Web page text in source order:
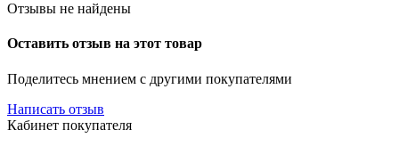
Отзывы не найдены
Оставить отзыв на этот товар
Поделитесь мнением с другими покупателями
Написать отзыв
Кабинет покупателя